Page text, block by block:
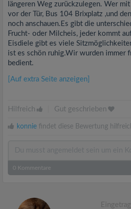
längeren Weg zurückzulegen. Wer
vor der Tür, Bus 104 Brixplatz ,und
noch anschauen.Es gibt die
Frucht- oder Milcheis, jeder kommt
Eisdiele gibt es viele
ist es schön ruhig.Wir wurden immer
bedient.
[Auf extra Seite anzeigen]
Hilfreich Gut geschrieben
konnie findet diese Bewertung
0 Kommentare